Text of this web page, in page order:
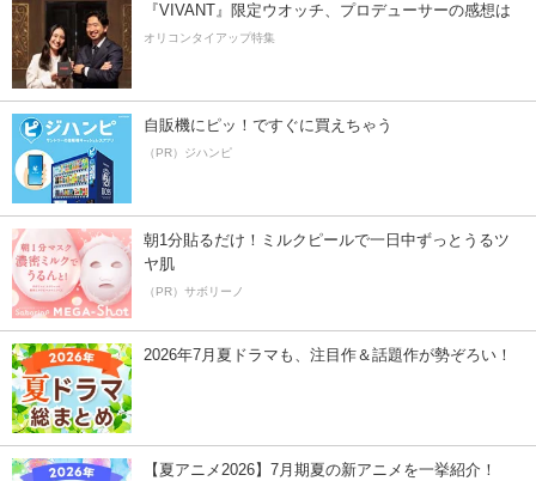
『VIVANT』限定ウオッチ、プロデューサーの感想は
オリコンタイアップ特集
自販機にピッ！ですぐに買えちゃう
（PR）ジハンピ
朝1分貼るだけ！ミルクピールで一日中ずっとうるツ
ヤ肌
（PR）サボリーノ
2026年7月夏ドラマも、注目作＆話題作が勢ぞろい！
【夏アニメ2026】7月期夏の新アニメを一挙紹介！